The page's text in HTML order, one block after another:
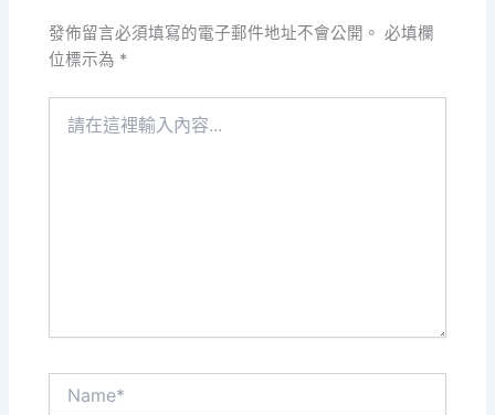
發佈留言必須填寫的電子郵件地址不會公開。 必填欄
位標示為 *